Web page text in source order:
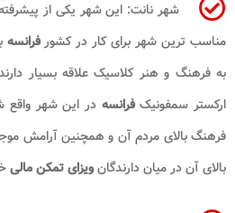
شهر نانت: این شهر یکی از
مناسب ترین شهر برای کار در کشورفرانسه
به فرهنگ و هنر کلاسیک علاقه بسیار
ارکستر سمفونیکفرانسه در این شهر
فرهنگ بالای مردم آن و همچنین آرامش
بالای آن در میان دارندگانویزایتمکن مالی